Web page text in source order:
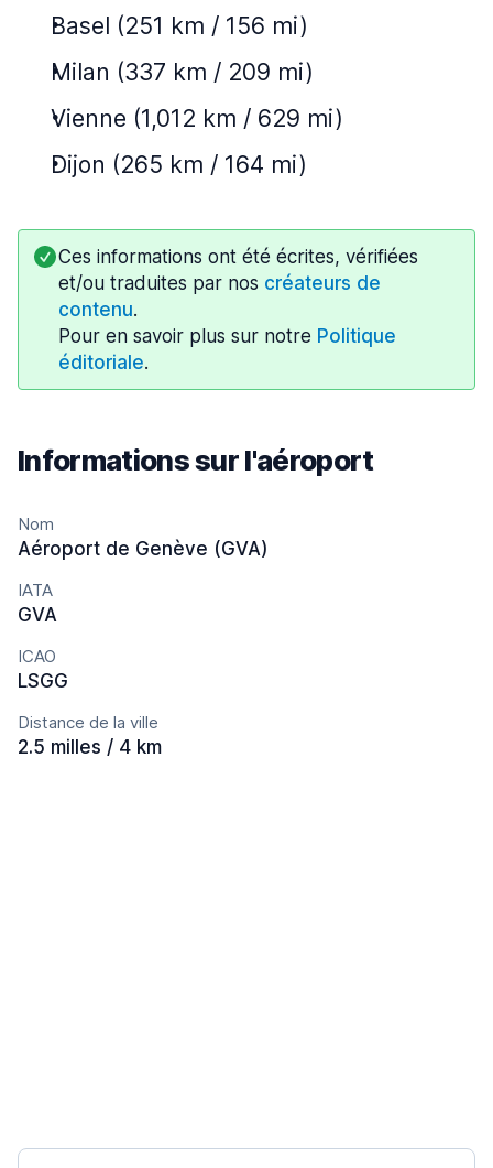
Basel (251 km / 156 mi)
Milan (337 km / 209 mi)
Vienne (1,012 km / 629 mi)
Dijon (265 km / 164 mi)
Ces informations ont été écrites, vérifiées
et/ou traduites par nos créateurs de
contenu.
Pour en savoir plus sur notre Politique
éditoriale.
Informations sur l'aéroport
Nom
Aéroport de Genève (GVA)
IATA
GVA
ICAO
LSGG
Distance de la ville
2.5 milles / 4 km